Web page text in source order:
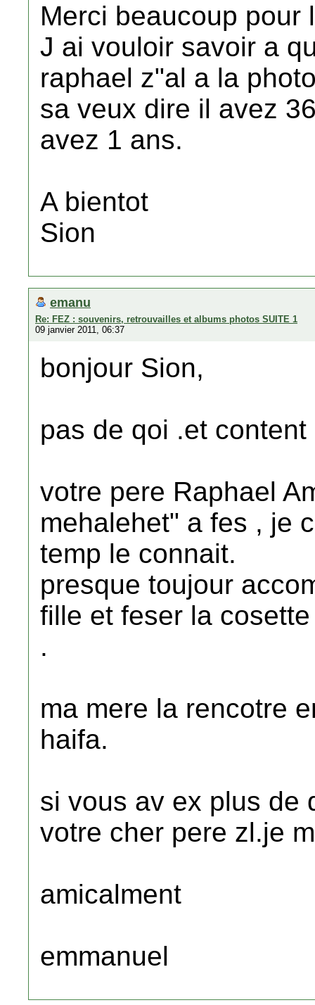
Merci beaucoup pour
J ai vouloir savoir a
raphael z"al a la
sa veux dire il avez
avez 1 ans.
A bientot
Sion
emanu
Re: FEZ : souvenirs, retrouvailles et albums photos SUITE 1
09 janvier 2011, 06:37
bonjour Sion,
pas de qoi .et
votre pere Raphael
mehalehet" a fes , je
temp le connait.
presque toujour
fille et feser la
.
ma mere la rencotre
haifa.
si vous av ex plus de
votre cher pere zl.je
amicalment
emmanuel